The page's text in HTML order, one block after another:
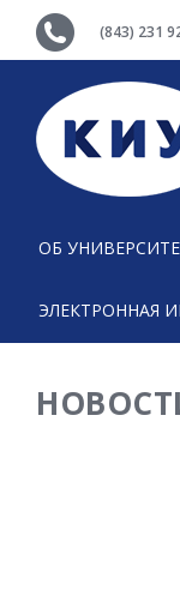
(843) 231
ОБ
ЭЛЕКТРОННАЯ